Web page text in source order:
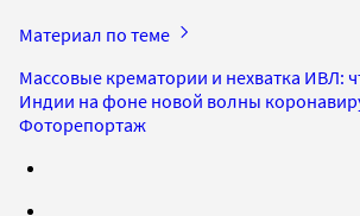
Материал по теме
Массовые крематории и нехватка ИВЛ:
Индии на фоне новой волны
Фоторепортаж